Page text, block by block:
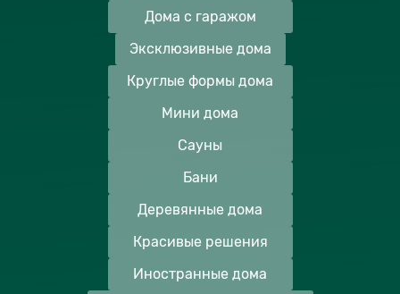
Дома с гаражом
Эксклюзивные дома
Круглые формы дома
Мини дома
Сауны
Бани
Деревянные дома
Красивые решения
Иностранные дома